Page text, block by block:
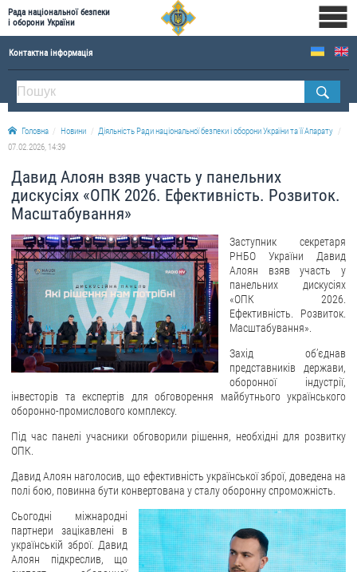
Рада національної безпеки
і оборони України
Контактна інформація
ПРО РНБОУ
Склад Ради національної безпеки і оборони України
Апарат Ради національної безпеки і оборони України
Історична довідка про діяльність Ради національної безпеки і оборони України
ОФІЦІЙНІ ДОКУМЕНТИ
ПРЕСЦЕНТР
Новини
Drone Deals
Фотогалерея
Відеогалерея
Звернення громадян
Електронне звернення
ДОСТУП ДО ПУБЛІЧНОЇ ІНФОРМАЦІЇ
Запит на отримання публічної інформації
Облік публічної інформації
Головна Новини
Діяльність Ради національної безпеки і оборони України та її Апарату
07.02.2026, 14:39
Давид Алоян взяв участь у панельних
дискусіях «ОПК 2026. Ефективність. Розвиток.
Масштабування»
Заступник секретаря
РНБО України Давид
Алоян взяв участь у
панельних дискусіях
«ОПК 2026.
Ефективність. Розвиток.
Масштабування».
Захід обʼєднав
представників держави,
оборонної індустрії,
інвесторів та експертів для обговорення майбутнього українського
оборонно-промислового комплексу.
Під час панелі учасники обговорили рішення, необхідні для розвитку
ОПК.
Давид Алоян наголосив, що ефективність української зброї, доведена на
полі бою, повинна бути конвертована у сталу оборонну спроможність.
Сьогодні міжнародні
партнери зацікавлені в
українській зброї. Давид
Алоян підкреслив, що